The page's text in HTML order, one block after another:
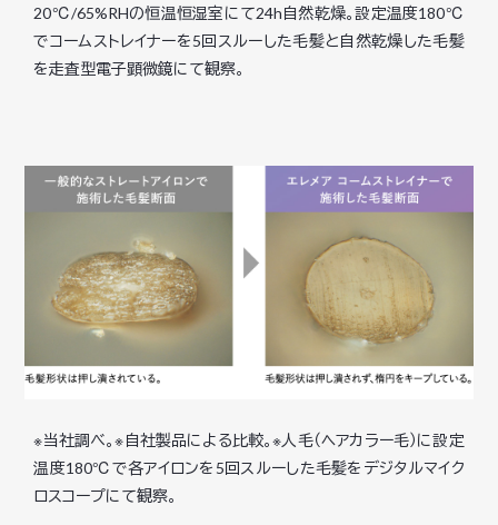
20℃/65%RHの恒温恒湿室にて24h自然乾燥。設定温度180℃
でコームストレイナーを5回スルーした毛髪と自然乾燥した毛髪
を走査型電子顕微鏡にて観察。
※当社調べ。※自社製品による比較。※人毛（ヘアカラー毛）に設定
温度180℃で各アイロンを5回スルーした毛髪をデジタルマイク
ロスコープにて観察。